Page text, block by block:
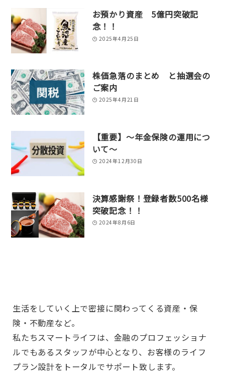
お預かり資産 5億円突破記
念！！
2025年4月25日
株価急落のまとめ と抽選会の
ご案内
2025年4月21日
【重要】～年金保険の運用につ
いて～
2024年12月30日
決算感謝祭！登録者数500名様
突破記念！！
2024年8月6日
生活をしていく上で密接に関わってくる資産・保
険・不動産など。
私たちスマートライフは、金融のプロフェッショナ
ルでもあるスタッフが中心となり、お客様のライフ
プラン設計をトータルでサポート致します。